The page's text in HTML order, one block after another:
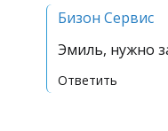
Бизон Сервис
Эмиль, нужно
Ответить